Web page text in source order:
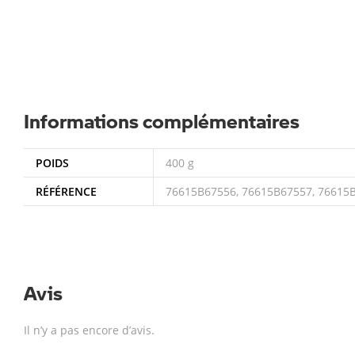
Informations complémentaires
POIDS
400 g
RÉFÉRENCE
76615B67556, 76615B67557,
Avis
Il n’y a pas encore d’avis.